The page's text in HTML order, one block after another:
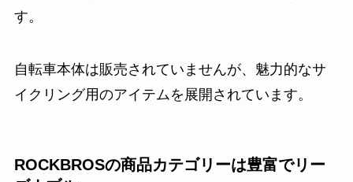
す。
自転車本体は販売されていませんが、魅力的なサ
イクリング用のアイテムを展開されています。
ROCKBROSの商品カテゴリーは豊富でリー